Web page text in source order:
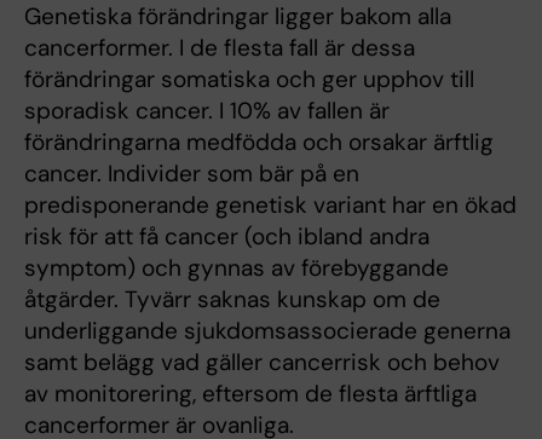
Genetiska förändringar ligger bakom alla
cancerformer. I de flesta fall är dessa
förändringar somatiska och ger upphov till
sporadisk cancer. I 10% av fallen är
förändringarna medfödda och orsakar ärftlig
cancer. Individer som bär på en
predisponerande genetisk variant har en ökad
risk för att få cancer (och ibland andra
symptom) och gynnas av förebyggande
åtgärder. Tyvärr saknas kunskap om de
underliggande sjukdomsassocierade generna
samt belägg vad gäller cancerrisk och behov
av monitorering, eftersom de flesta ärftliga
cancerformer är ovanliga.